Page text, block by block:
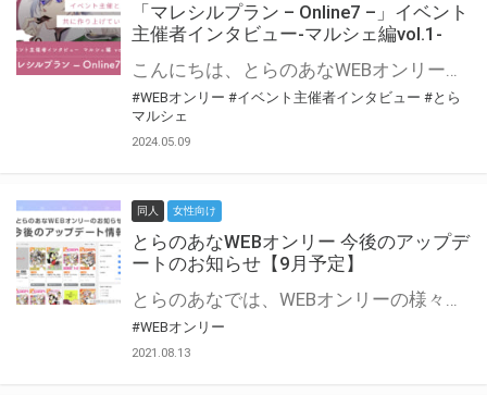
「マレシルプラン – Online7 –」イベント
主催者インタビュー-マルシェ編vol.1-
こんにちは、とらのあなWEBオンリー運営スタッフです。 新たにお届けする、イベント主催者インタビュー-マルシェ編-は、 とらのあなWEBオンリー「マルシェ」をご利用した主催様に 「マルシェ」を使って開催した感想や心がけをお聞きする企画です。 今回は、WEBオンリー開催7回目迎えた「マレシルプラン – Online7 –」より、 主催の玉川うた様にお話を伺いました。 ▼マレシルプランのインタビュー前回記事 「イベント主催者インタビュー vol.6」はこちら 協力：玉川うた様（マレシルプラン実行委員会 代表）／イベント公式Twitter（@mallesil_plan） とらのあなWEBオンリー「マルシェ」とは？ WEBオンリーでリアルタイムでコミュニケーションがとれるオンライン会場です。
#WEBオンリー #イベント主催者インタビュー #とら
マルシェ
2024.05.09
同人 女性向け
とらのあなWEBオンリー 今後のアップデ
ートのお知らせ【9月予定】
とらのあなでは、WEBオンリーの様々な支援を実施しています。 今回は2021年9月に実装を予定しているアップデート情報についてご紹介いたします。 とらのあなWEBオンリーサイトはこちら
#WEBオンリー
2021.08.13